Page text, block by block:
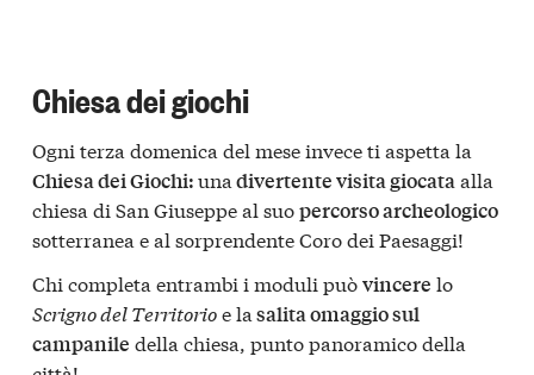
Chiesa dei giochi
Ogni terza domenica del mese invece ti aspetta la
Chiesa dei Giochi:una divertente visita giocataalla
chiesa di San Giuseppe al suopercorso archeologico
sotterranea e al sorprendente Coro dei Paesaggi!
Chi completa entrambi i moduli puòvincere lo
Scrigno del Territorioe la salita omaggio sul
campanile della chiesa, punto panoramico della